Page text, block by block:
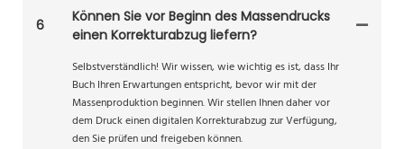
6
Können Sie vor Beginn des Massendrucks
einen Korrekturabzug liefern?
Selbstverständlich! Wir wissen, wie wichtig es ist, dass Ihr
Buch Ihren Erwartungen entspricht, bevor wir mit der
Massenproduktion beginnen. Wir stellen Ihnen daher vor
dem Druck einen digitalen Korrekturabzug zur Verfügung,
den Sie prüfen und freigeben können.